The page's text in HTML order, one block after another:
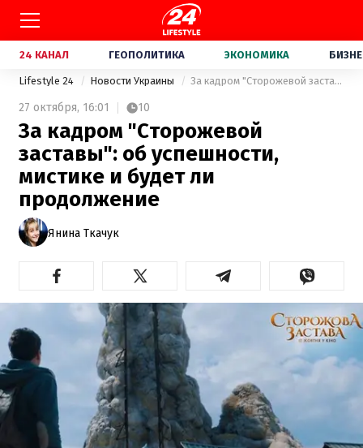
24 КАНАЛ ГЕОПОЛИТИКА ЭКОНОМИКА
Lifestyle 24 Новости Украины За кадром "Сторожевой заставы": об успешности, мистике и будет ли продолжение
27 октября, 16:01 10
За кадром "Сторожевой
заставы": об успешности,
мистике и будет ли
продолжение
Янина Ткачук